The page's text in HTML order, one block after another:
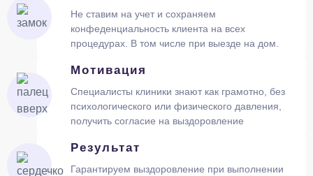
Не ставим на учет и сохраняем
конфеденциальность клиента на всех
процедурах. В том числе при выезде на дом.
Мотивация
Специалисты клиники знают как грамотно, без
психологического или физического давления,
получить согласие на выздоровление
Результат
Гарантируем выздоровление при выполнении